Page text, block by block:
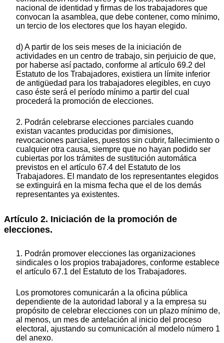
nacional de identidad y firmas de los trabajadores que
convocan la asamblea, que debe contener, como mínimo,
un tercio de los electores que los hayan elegido.
d) A partir de los seis meses de la iniciación de
actividades en un centro de trabajo, sin perjuicio de que,
por haberse así pactado, conforme al artículo 69.2 del
Estatuto de los Trabajadores, existiera un límite inferior
de antigüedad para los trabajadores elegibles, en cuyo
caso éste será el período mínimo a partir del cual
procederá la promoción de elecciones.
2. Podrán celebrarse elecciones parciales cuando
existan vacantes producidas por dimisiones,
revocaciones parciales, puestos sin cubrir, fallecimiento o
cualquier otra causa, siempre que no hayan podido ser
cubiertas por los trámites de sustitución automática
previstos en el artículo 67.4 del Estatuto de los
Trabajadores. El mandato de los representantes elegidos
se extinguirá en la misma fecha que el de los demás
representantes ya existentes.
Artículo 2. Iniciación de la promoción de
elecciones.
1. Podrán promover elecciones las organizaciones
sindicales o los propios trabajadores, conforme establece
el artículo 67.1 del Estatuto de los Trabajadores.
Los promotores comunicarán a la oficina pública
dependiente de la autoridad laboral y a la empresa su
propósito de celebrar elecciones con un plazo mínimo de,
al menos, un mes de antelación al inicio del proceso
electoral, ajustando su comunicación al modelo número 1
del anexo.